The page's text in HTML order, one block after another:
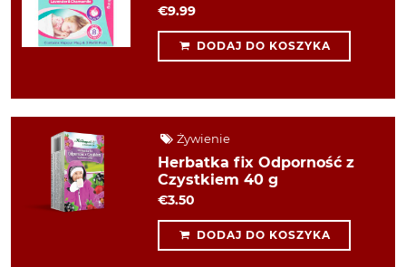
€9.99
DODAJ DO KOSZYKA
Żywienie
Herbatka fix Odporność z
Czystkiem 40 g
€3.50
DODAJ DO KOSZYKA